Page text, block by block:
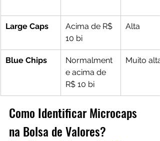
Large Caps
Acima de R$
10 bi
Alta
Blue Chips
Normalment
e acima de
R$ 10 bi
Muito alta
Como Identificar Microcaps
na Bolsa de Valores?